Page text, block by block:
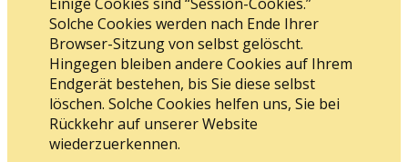
Solche Cookies werden nach Ende Ihrer
Browser-Sitzung von selbst gelöscht.
Hingegen bleiben andere Cookies auf Ihrem
Endgerät bestehen, bis Sie diese selbst
löschen. Solche Cookies helfen uns, Sie bei
Rückkehr auf unserer Website
wiederzuerkennen.